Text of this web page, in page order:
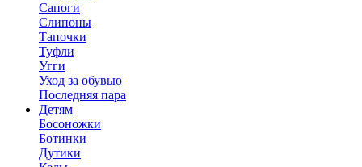
Сапоги
Слипоны
Тапочки
Туфли
Угги
Уход за обувью
Последняя пара
Детям
Босоножки
Ботинки
Дутики